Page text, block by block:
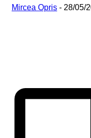
Mircea Opris - 28/05/